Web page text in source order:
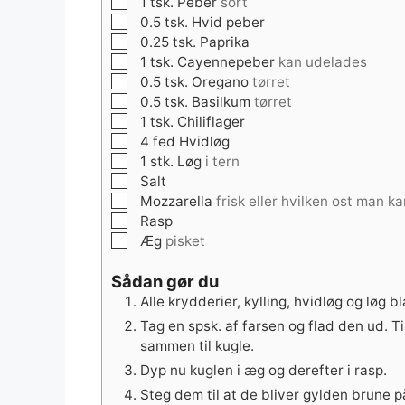
▢
0.5 tsk. Hvid peber
▢
0.25 tsk. Paprika
▢1 tsk. Cayennepeber kan udelades
▢
0.5 tsk. Oregano tørret
▢
0.5 tsk. Basilkum tørret
▢1 tsk. Chiliflager
▢
4 fed Hvidløg
▢1 stk. Løg i tern
▢
Salt
▢
Mozzarella frisk eller hvilken ost man
▢
Rasp
▢
Æg pisket
Sådan gør du
Alle krydderier, kylling, hvidløg og løg
Tag en spsk. af farsen og flad den ud.
sammen til kugle.
Dyp nu kuglen i æg og derefter i rasp.
Steg dem til at de bliver gylden brune